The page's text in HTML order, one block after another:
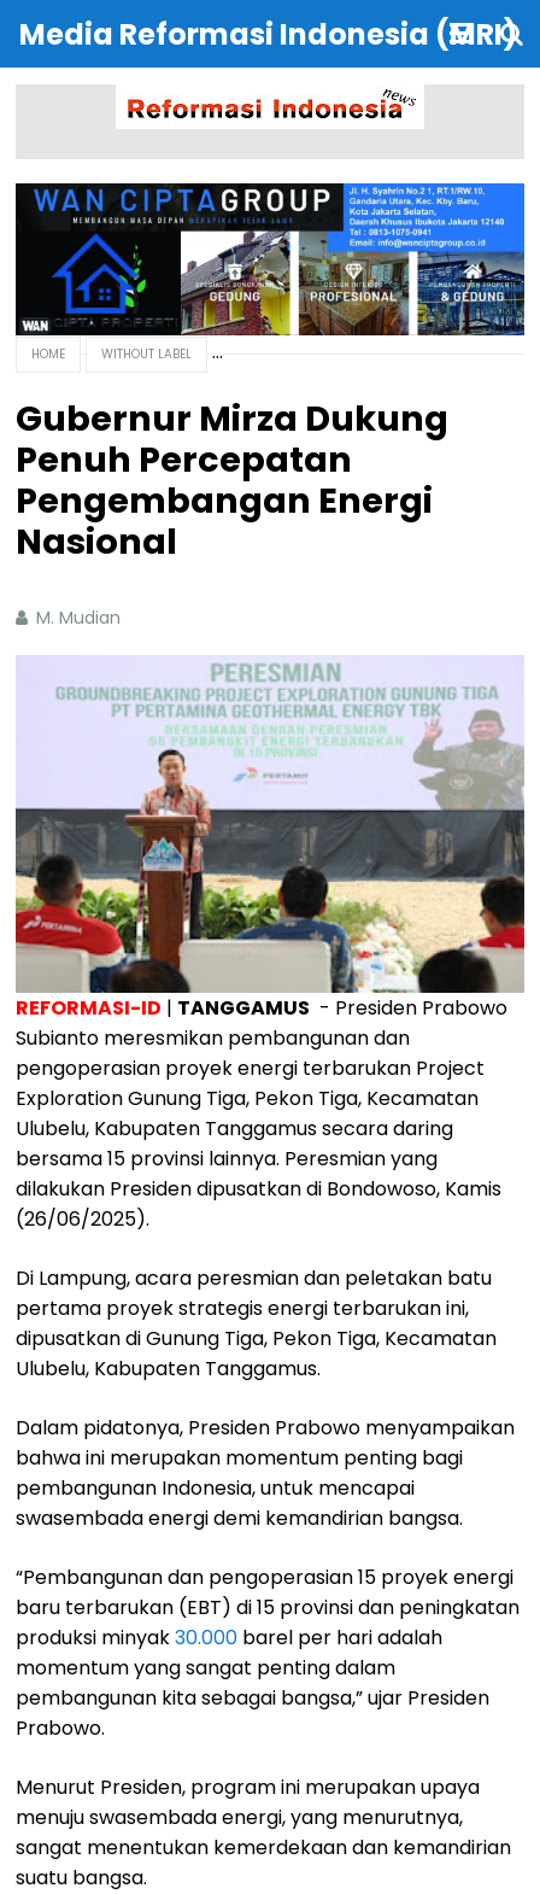
Media Reformasi Indonesia (MRI)
HOME WITHOUT LABEL
Gubernur Mirza Dukung
Penuh Percepatan
Pengembangan Energi
Nasional
M. Mudian
REFORMASI-ID | TANGGAMUS - Presiden Prabowo
Subianto meresmikan pembangunan dan
pengoperasian proyek energi terbarukan Project
Exploration Gunung Tiga, Pekon Tiga, Kecamatan
Ulubelu, Kabupaten Tanggamus secara daring
bersama 15 provinsi lainnya. Peresmian yang
dilakukan Presiden dipusatkan di Bondowoso, Kamis
(26/06/2025).
Di Lampung, acara peresmian dan peletakan batu
pertama proyek strategis energi terbarukan ini,
dipusatkan di Gunung Tiga, Pekon Tiga, Kecamatan
Ulubelu, Kabupaten Tanggamus.
Dalam pidatonya, Presiden Prabowo menyampaikan
bahwa ini merupakan momentum penting bagi
pembangunan Indonesia, untuk mencapai
swasembada energi demi kemandirian bangsa.
“Pembangunan dan pengoperasian 15 proyek energi
baru terbarukan (EBT) di 15 provinsi dan peningkatan
produksi minyak30.000 barel per hari adalah
momentum yang sangat penting dalam
pembangunan kita sebagai bangsa,” ujar Presiden
Prabowo.
Menurut Presiden, program ini merupakan upaya
menuju swasembada energi, yang menurutnya,
sangat menentukan kemerdekaan dan kemandirian
suatu bangsa.